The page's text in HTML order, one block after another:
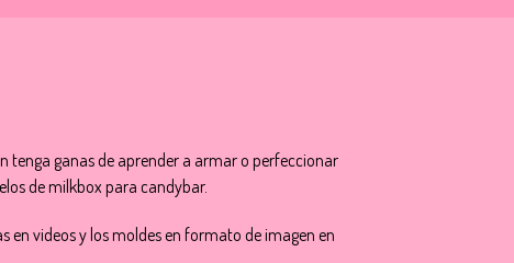
tenga ganas de aprender a armar o perfeccionar
de milkbox para candybar.
en videos y los moldes en formato de imagen en